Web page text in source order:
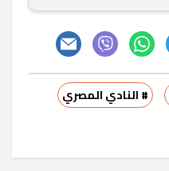
# النادي المصري